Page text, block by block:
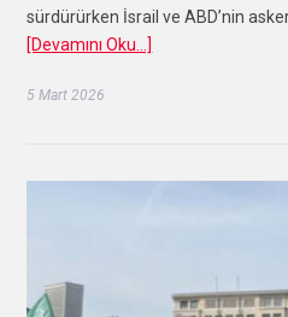
sürdürürken İsrail ve ABD’nin
[Devamını Oku…]
5 Mart 2026